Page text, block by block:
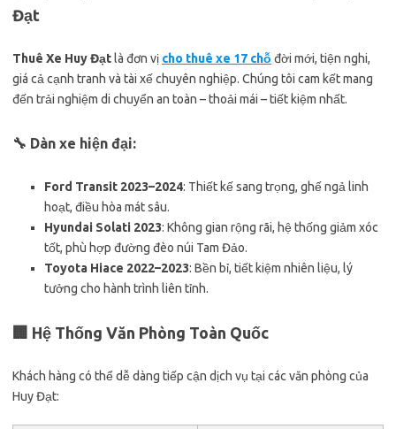
Đạt
Thuê Xe Huy Đạt là đơn vị cho thuê xe 17 chỗ đời mới, tiện nghi,
giá cả cạnh tranh và tài xế chuyên nghiệp. Chúng tôi cam kết mang
đến trải nghiệm di chuyển an toàn – thoải mái – tiết kiệm nhất.
🔧 Dàn xe hiện đại:
Ford Transit 2023–2024: Thiết kế sang trọng, ghế ngả linh
hoạt, điều hòa mát sâu.
Hyundai Solati 2023: Không gian rộng rãi, hệ thống giảm xóc
tốt, phù hợp đường đèo núi Tam Đảo.
Toyota Hiace 2022–2023: Bền bỉ, tiết kiệm nhiên liệu, lý
tưởng cho hành trình liên tỉnh.
🏢 Hệ Thống Văn Phòng Toàn Quốc
Khách hàng có thể dễ dàng tiếp cận dịch vụ tại các văn phòng của
Huy Đạt: